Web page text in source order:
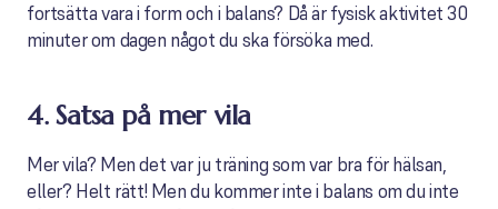
fortsätta vara i form och i balans? Då är fysisk aktivitet 30
minuter om dagen något du ska försöka med.
4. Satsa på mer vila
Mer vila? Men det var ju träning som var bra för hälsan,
eller? Helt rätt! Men du kommer inte i balans om du inte